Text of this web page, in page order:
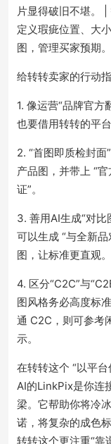
片显得破旧不堪。
定义瑕疵位置、大
图，管理买家预期。 |
给转转卖家的行动指
1. 像运营“品牌官方
也要借用转转的平
2. “首图即质检封
产品图，并带上 “
证”。
3. 善用AI生成“对比
可以生成 “与全新
图，让标准更直观。
4. 区分“C2C”与
图风格务必高度标
通 C2C，则可参考
示。
在转转这个 “以平
AI的LinkPix是你连
梁。它帮助你将冷
诺，将复杂的成色
转转这个更注重“靠